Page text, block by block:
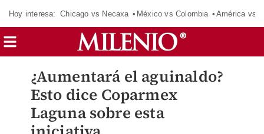
Hoy interesa: Chicago vs Necaxa México vs Colombia América vs
¿Aumentará el aguinaldo?
Esto dice Coparmex
Laguna sobre esta